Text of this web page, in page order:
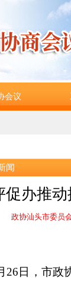
会议
闻
促办推
政协汕头市委员
26日，市政